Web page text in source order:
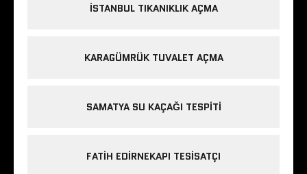
ISTANBUL TIKANIKLIK AÇMA
KARAGÜMRÜK TUVALET AÇMA
SAMATYA SU KAÇAĞI TESPITI
FATIH EDIRNEKAPI TESISATÇI